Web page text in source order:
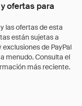
ofertas para